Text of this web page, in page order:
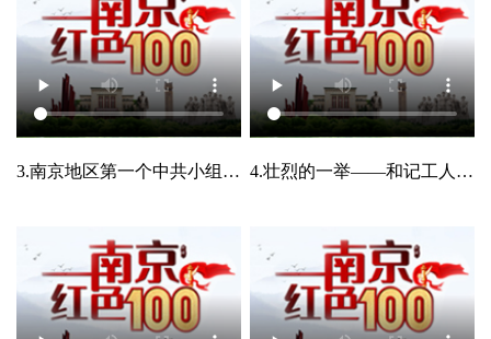
3.南京地区第一个中共小组诞生.mp4 4.壮烈的一举——和记工人罢工斗争.mp4